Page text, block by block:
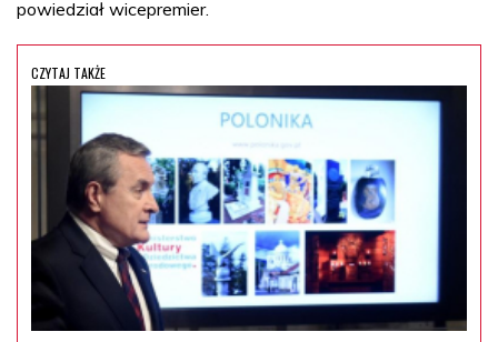
powiedział wicepremier.
CZYTAJ TAKŻE